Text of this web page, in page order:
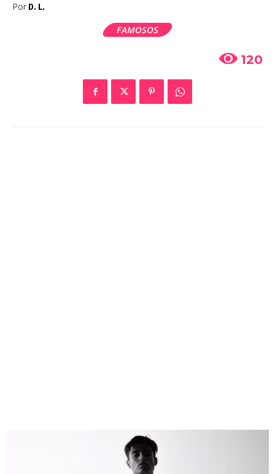
Por D. L.
FAMOSOS
120